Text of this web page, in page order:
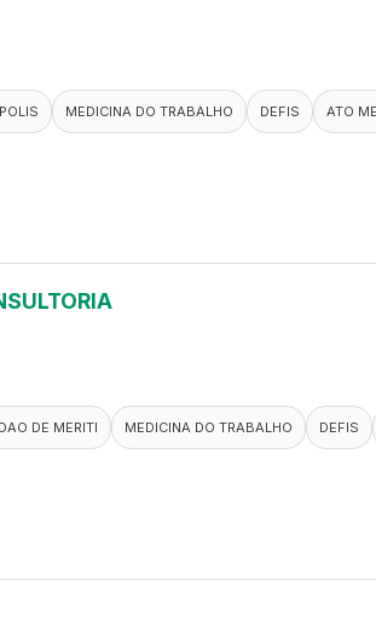
MEDICINA DO TRABALHO DEFIS ATO
DE MERITI MEDICINA DO TRABALHO DEFIS